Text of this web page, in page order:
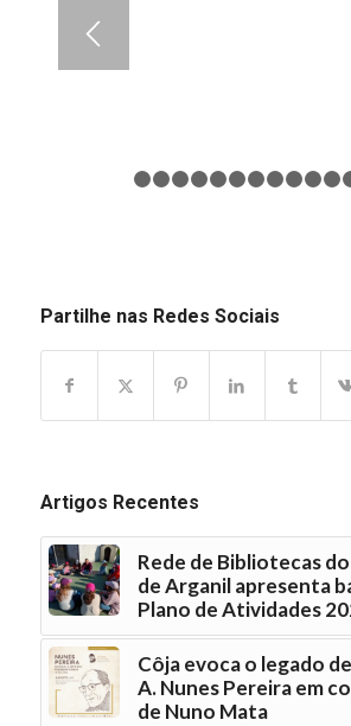
1 2 3 4 5 6
Partilhe nas Redes Sociais
Artigos Recentes
Rede de Bibliotecas
de Arganil apresenta
Plano de Atividades
Côja evoca o legado
A. Nunes Pereira em
de Nuno Mata